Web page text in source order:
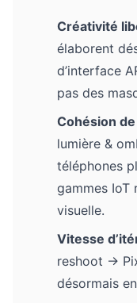
Créativité
élaborent
d’interface
pas des
Cohésion
lumière &
téléphones
gammes IoT
visuelle.
Vitesse
reshoot →
désormais en